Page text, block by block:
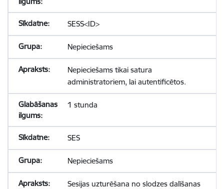
SESS<ID>
Nepieciešams
Nepieciešams tikai satura
administratoriem, lai autentificētos.
1 stunda
SES
Nepieciešams
Sesijas uzturēšana no slodzes dalīšanas